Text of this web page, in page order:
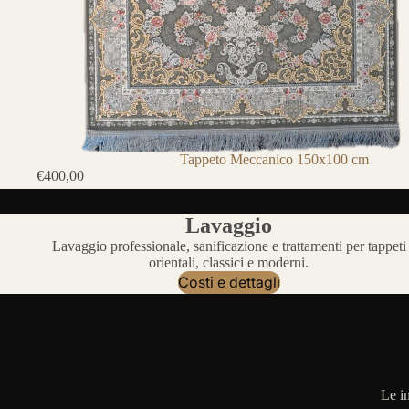
Tappeto Meccanico 150x100 cm
€400,00
Lavaggio
Lavaggio professionale, sanificazione e trattamenti per tappeti
orientali, classici e moderni.
Costi e dettagli
Le